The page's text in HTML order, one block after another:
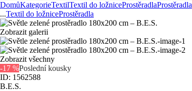
DomůKategorieTextilTextil do ložniceProstěradlaProstěradla
...Textil do ložniceProstěradla
Zobrazit galerii
Zobrazit všechny
-17 %Poslední kousky
ID: 1562588
B.E.S.